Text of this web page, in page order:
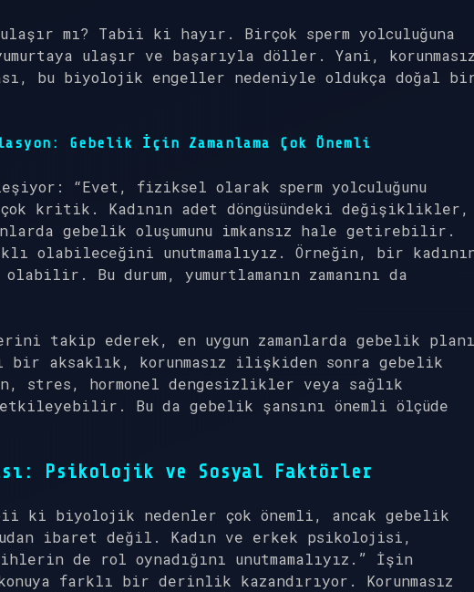
ulaşır mı? Tabii ki hayır. Birçok sperm yolculuğuna
ulaşır ve başarıyla döller. Yani,
bu biyolojik engeller nedeniyle oldukça doğal
Gebelik İçin Zamanlama Çok Önemli
“Evet, fiziksel olarak sperm yolculuğunu
çok kritik. Kadının adet döngüsündeki değişiklikler,
gebelik oluşumunu imkansız hale getirebilir.
olabileceğini unutmamalıyız. Örneğin, bir
olabilir. Bu durum, yumurtlamanın zamanını da
takip ederek, en uygun zamanlarda gebelik planı
bir aksaklık, korunmasız ilişkiden sonra gebelik
stres, hormonel dengesizlikler veya sağlık
etkileyebilir. Bu da gebelik şansını önemli ölçüde
Psikolojik ve Sosyal Faktörler
ki biyolojik nedenler çok önemli, ancak gebelik
ibaret değil. Kadın ve erkek psikolojisi,
de rol oynadığını unutmamalıyız.” İşin
farklı bir derinlik kazandırıyor. Korunmasız